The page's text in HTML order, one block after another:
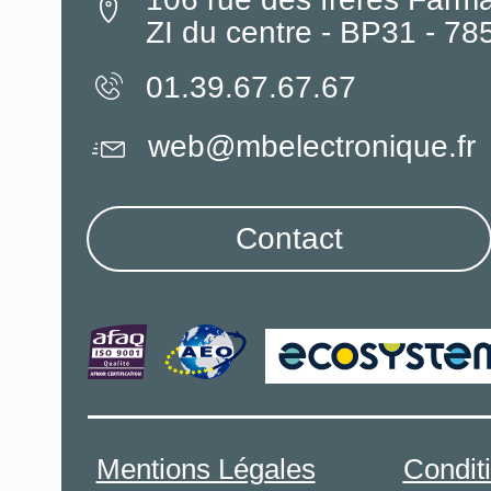
ZI du centre - BP31 -
01.39.67.67.67
Mentions Légales
web@mbelectronique.fr
Contact